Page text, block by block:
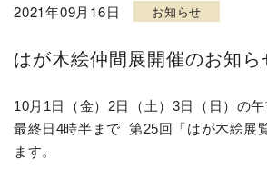
2021年09月16日 お知らせ
はが木絵仲間展開催のお知ら
10月1日（金）2日（土）3日（日）の
最終日4時半まで 第25回「はが木絵展
ます。